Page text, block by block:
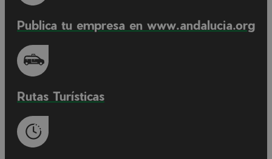
Publica tu empresa en www.andalucia.org
Rutas Turísticas